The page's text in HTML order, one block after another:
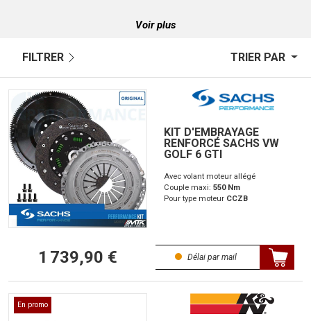
Voir plus
FILTRER TRIER PAR
KIT D'EMBRAYAGE
RENFORCÉ SACHS VW
GOLF 6 GTI
Avec volant moteur allégé
Couple maxi: 550 Nm
Pour type moteur CCZB
1 739,90 € Délai par mail
En promo